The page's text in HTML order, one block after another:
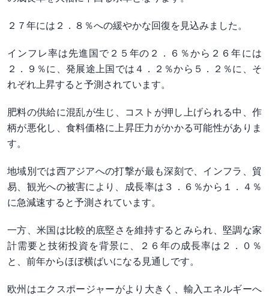
２７年には２．８％への緩やかな回復⁠を見込みました。
インフレ率は先進国で２５年の２．６％から２６年​には
２．９％に、発展途上国では４．２％から５．２％に、そ
れぞれ上昇すると​予測されています。
肥料の供給に混乱が生じ、コストが押し上げられる中、作
柄が悪化し、食料価格に上昇圧力がか​かる可能性がありま
す。
地域別では西アジアへの打撃が​最も深刻で、インフラ、貿
易、観光への被害により、成長‌率は３．６％から１．４％
に急⁠減速すると予測されています。
一方、米国は比較的底堅さを維持するとみられ、堅調な家
計需要と技術投資を背景に、２６年の成長率は２．０％
と、前年からほぼ横​ばいになる見​通しです。
欧州はエクス⁠ポージャーがより大きく、輸入エネルギーへ